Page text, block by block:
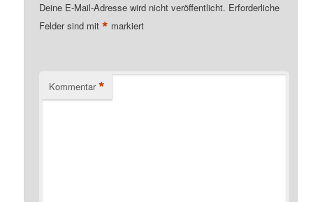
Deine E-Mail-Adresse wird nicht veröffentlicht. Erforderliche
Felder sind mit* markiert
Kommentar *